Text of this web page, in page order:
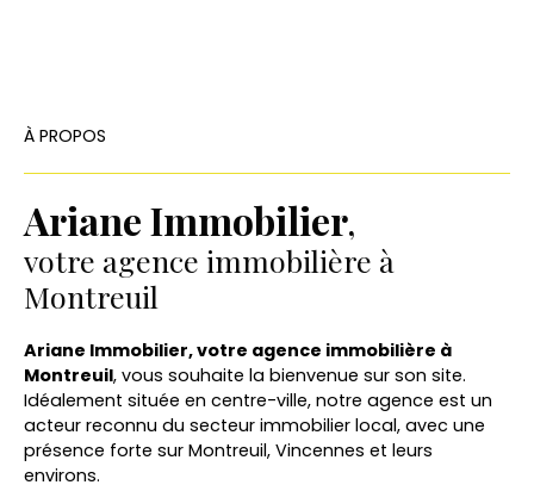
À PROPOS
Ariane Immobilier,
votre agence immobilière à
Montreuil
Ariane Immobilier, votre agence immobilière à
Montreuil, vous souhaite la bienvenue sur son site.
Idéalement située en centre-ville, notre agence est un
acteur reconnu du secteur immobilier local, avec une
présence forte sur Montreuil, Vincennes et leurs
environs.